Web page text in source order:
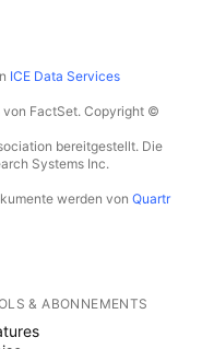
ICE Data Services
FactSet. Copyright ©
bereitgestellt. Die
Systems Inc.
werden von Quartr
& ABONNEMENTS